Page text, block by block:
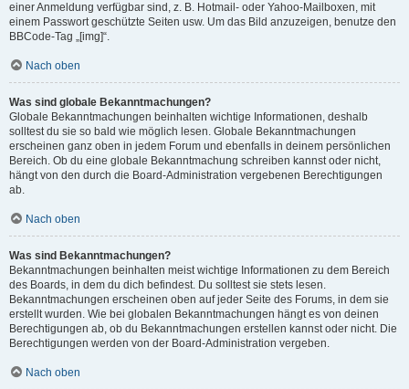
einer Anmeldung verfügbar sind, z. B. Hotmail- oder Yahoo-Mailboxen, mit
einem Passwort geschützte Seiten usw. Um das Bild anzuzeigen, benutze den
BBCode-Tag „[img]“.
Nach oben
Was sind globale Bekanntmachungen?
Globale Bekanntmachungen beinhalten wichtige Informationen, deshalb
solltest du sie so bald wie möglich lesen. Globale Bekanntmachungen
erscheinen ganz oben in jedem Forum und ebenfalls in deinem persönlichen
Bereich. Ob du eine globale Bekanntmachung schreiben kannst oder nicht,
hängt von den durch die Board-Administration vergebenen Berechtigungen
ab.
Nach oben
Was sind Bekanntmachungen?
Bekanntmachungen beinhalten meist wichtige Informationen zu dem Bereich
des Boards, in dem du dich befindest. Du solltest sie stets lesen.
Bekanntmachungen erscheinen oben auf jeder Seite des Forums, in dem sie
erstellt wurden. Wie bei globalen Bekanntmachungen hängt es von deinen
Berechtigungen ab, ob du Bekanntmachungen erstellen kannst oder nicht. Die
Berechtigungen werden von der Board-Administration vergeben.
Nach oben